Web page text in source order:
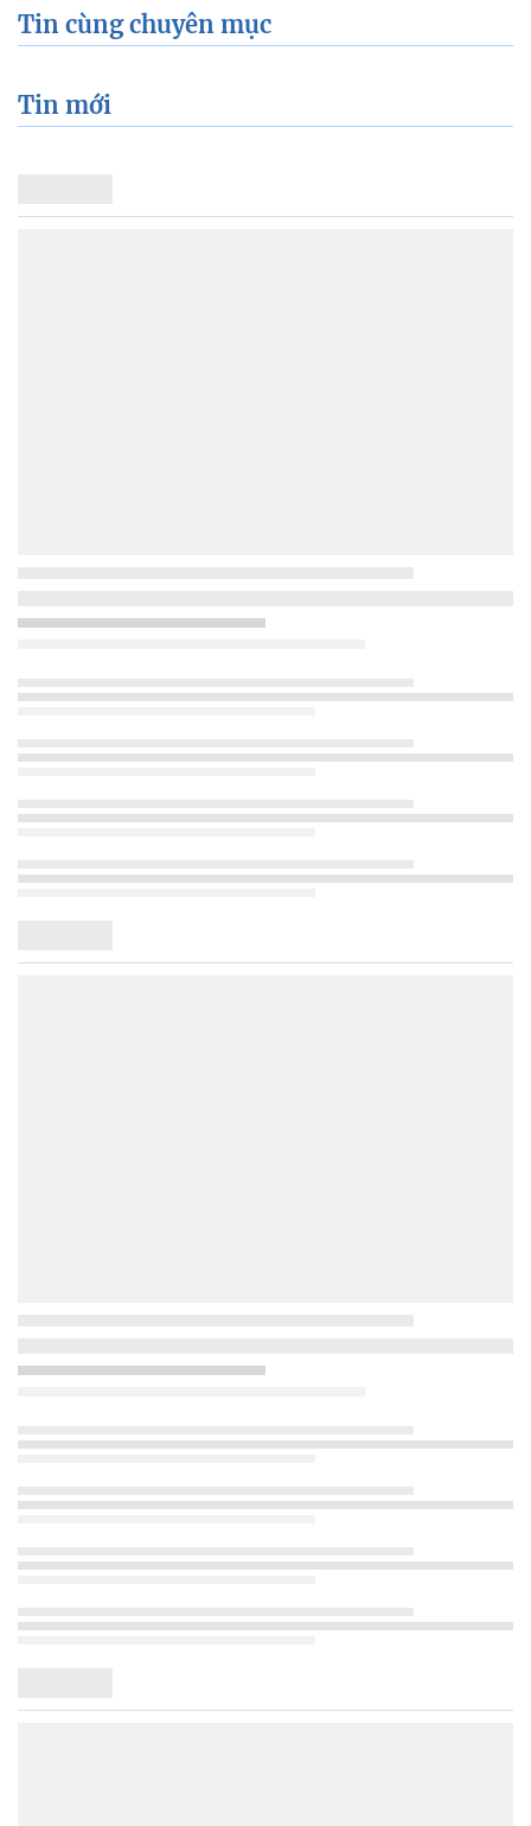
Tin cùng chuyên mục
Tin mới